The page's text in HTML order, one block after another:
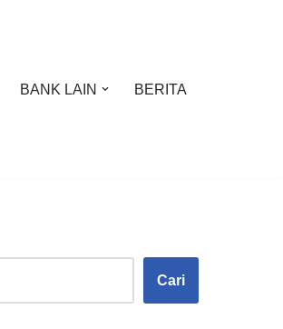
BANK LAIN BERITA
Cari